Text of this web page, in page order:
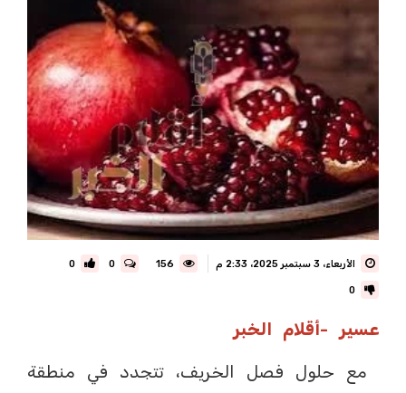
الأربعاء، 3 سبتمبر 2025، 2:33 م 0
0
0
عسير -أقلام الخبر
مع حلول فصل الخريف، تتجدد في منطقة